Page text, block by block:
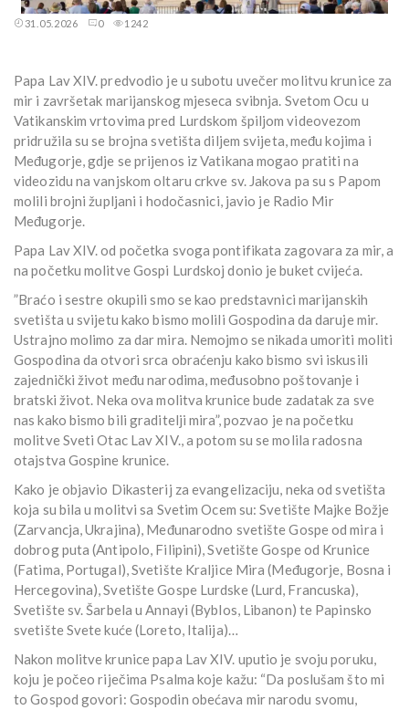
31.05.2026 0 1242
Papa Lav XIV. predvodio je u subotu uvečer molitvu krunice za
mir i završetak marijanskog mjeseca svibnja. Svetom Ocu u
Vatikanskim vrtovima pred Lurdskom špiljom videovezom
pridružila su se brojna svetišta diljem svijeta, među kojima i
Međugorje, gdje se prijenos iz Vatikana mogao pratiti na
videozidu na vanjskom oltaru crkve sv. Jakova pa su s Papom
molili brojni župljani i hodočasnici, javio je Radio Mir
Međugorje.
Papa Lav XIV. od početka svoga pontifikata zagovara za mir, a
na početku molitve Gospi Lurdskoj donio je buket cvijeća.
”Braćo i sestre okupili smo se kao predstavnici marijanskih
svetišta u svijetu kako bismo molili Gospodina da daruje mir.
Ustrajno molimo za dar mira. Nemojmo se nikada umoriti moliti
Gospodina da otvori srca obraćenju kako bismo svi iskusili
zajednički život među narodima, međusobno poštovanje i
bratski život. Neka ova molitva krunice bude zadatak za sve
nas kako bismo bili graditelji mira”, pozvao je na početku
molitve Sveti Otac Lav XIV., a potom su se molila radosna
otajstva Gospine krunice.
Kako je objavio Dikasterij za evangelizaciju, neka od svetišta
koja su bila u molitvi sa Svetim Ocem su: Svetište Majke Božje
(Zarvancja, Ukrajina), Međunarodno svetište Gospe od mira i
dobrog puta (Antipolo, Filipini), Svetište Gospe od Krunice
(Fatima, Portugal), Svetište Kraljice Mira (Međugorje, Bosna i
Hercegovina), Svetište Gospe Lurdske (Lurd, Francuska),
Svetište sv. Šarbela u Annayi (Byblos, Libanon) te Papinsko
svetište Svete kuće (Loreto, Italija)…
Nakon molitve krunice papa Lav XIV. uputio je svoju poruku,
koju je počeo riječima Psalma koje kažu: “Da poslušam što mi
to Gospod govori: Gospodin obećava mir narodu svomu,